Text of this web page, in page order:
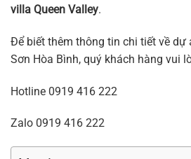
villa Queen Valley.
Để biết thêm thông tin chi tiết về dự
Sơn Hòa Bình, quý khách hàng vui
Hotline 0919 416 222
Zalo 0919 416 222